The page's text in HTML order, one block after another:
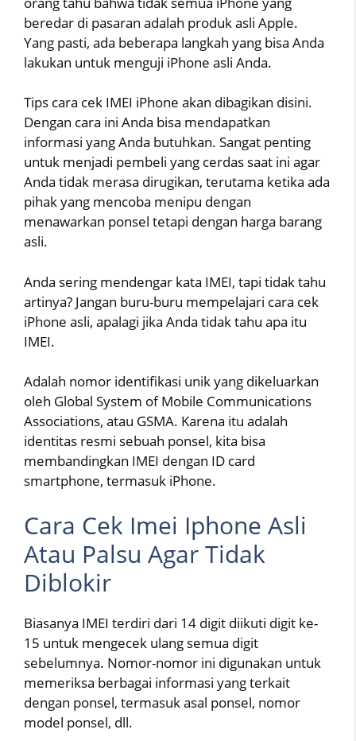
beredar di pasaran adalah produk asli Apple.
Yang pasti, ada beberapa langkah yang bisa Anda
lakukan untuk menguji iPhone asli Anda.
Tips cara cek IMEI iPhone akan dibagikan disini.
Dengan cara ini Anda bisa mendapatkan
informasi yang Anda butuhkan. Sangat penting
untuk menjadi pembeli yang cerdas saat ini agar
Anda tidak merasa dirugikan, terutama ketika ada
pihak yang mencoba menipu dengan
menawarkan ponsel tetapi dengan harga barang
asli.
Anda sering mendengar kata IMEI, tapi tidak tahu
artinya? Jangan buru-buru mempelajari cara cek
iPhone asli, apalagi jika Anda tidak tahu apa itu
IMEI.
Adalah nomor identifikasi unik yang dikeluarkan
oleh Global System of Mobile Communications
Associations, atau GSMA. Karena itu adalah
identitas resmi sebuah ponsel, kita bisa
membandingkan IMEI dengan ID card
smartphone, termasuk iPhone.
Cara Cek Imei Iphone Asli
Atau Palsu Agar Tidak
Diblokir
Biasanya IMEI terdiri dari 14 digit diikuti digit ke-
15 untuk mengecek ulang semua digit
sebelumnya. Nomor-nomor ini digunakan untuk
memeriksa berbagai informasi yang terkait
dengan ponsel, termasuk asal ponsel, nomor
model ponsel, dll.